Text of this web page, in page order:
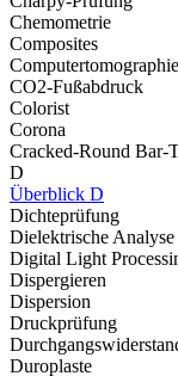
Chemometrie
Composites
CO2-Fußabdruck
Colorist
Corona
Cracked-Round Bar-
D
Überblick D
Dichteprüfung
Dielektrische Analyse
Digital Light
Dispergieren
Dispersion
Druckprüfung
Duroplaste